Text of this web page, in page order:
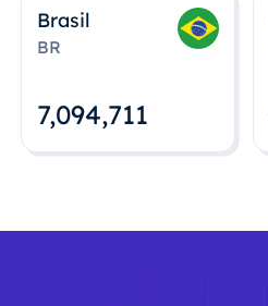
Brasil
BR
7,094,712